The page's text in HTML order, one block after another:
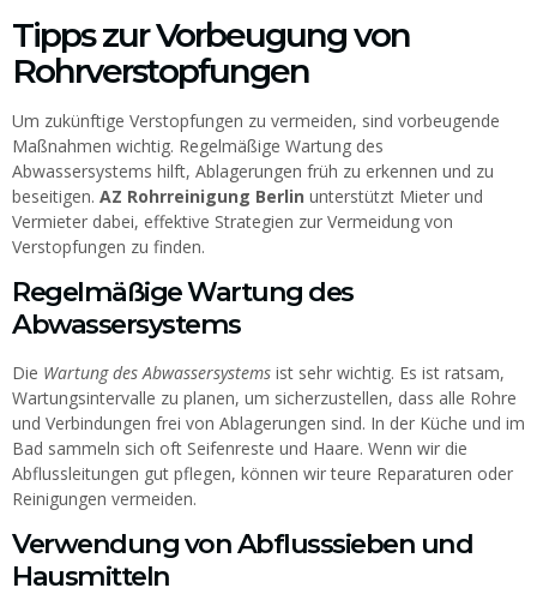
Tipps zur Vorbeugung von
Rohrverstopfungen
Um zukünftige Verstopfungen zu vermeiden, sind vorbeugende
Maßnahmen wichtig. Regelmäßige Wartung des
Abwassersystems hilft, Ablagerungen früh zu erkennen und zu
beseitigen. AZ Rohrreinigung Berlin unterstützt Mieter und
Vermieter dabei, effektive Strategien zur Vermeidung von
Verstopfungen zu finden.
Regelmäßige Wartung des
Abwassersystems
Die Wartung des Abwassersystems ist sehr wichtig. Es ist ratsam,
Wartungsintervalle zu planen, um sicherzustellen, dass alle Rohre
und Verbindungen frei von Ablagerungen sind. In der Küche und im
Bad sammeln sich oft Seifenreste und Haare. Wenn wir die
Abflussleitungen gut pflegen, können wir teure Reparaturen oder
Reinigungen vermeiden.
Verwendung von Abflusssieben und
Hausmitteln